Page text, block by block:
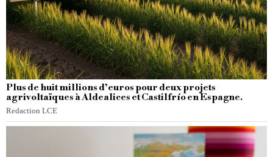
Plus de huit millions d’euros pour deux projets
agrivoltaïques à Aldealices et Castilfrío en Espagne.
Redaction LCE